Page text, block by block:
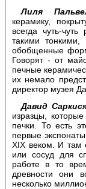
Лиля
керамику,
всегда чуть-
такими
обобщенные
Говорят - от
печные
их немало
директор музея
Давид
изразцы,
печки. То есть
первые
XIX веком. И там
или сосуд для
работе в то
древности они
несколько